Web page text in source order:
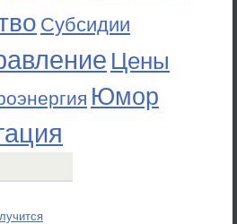
Субсидии
Цены
Юмор